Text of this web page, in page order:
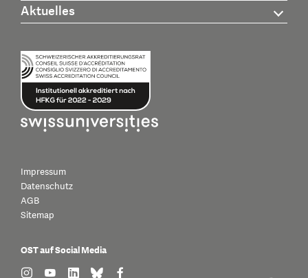
Aktuelles
Impressum
Datenschutz
AGB
Sitemap
OST auf Social Media
find us on: instagram
find us on: youtube
find us on: linkedin
find us on: bluesky
find us on: facebook